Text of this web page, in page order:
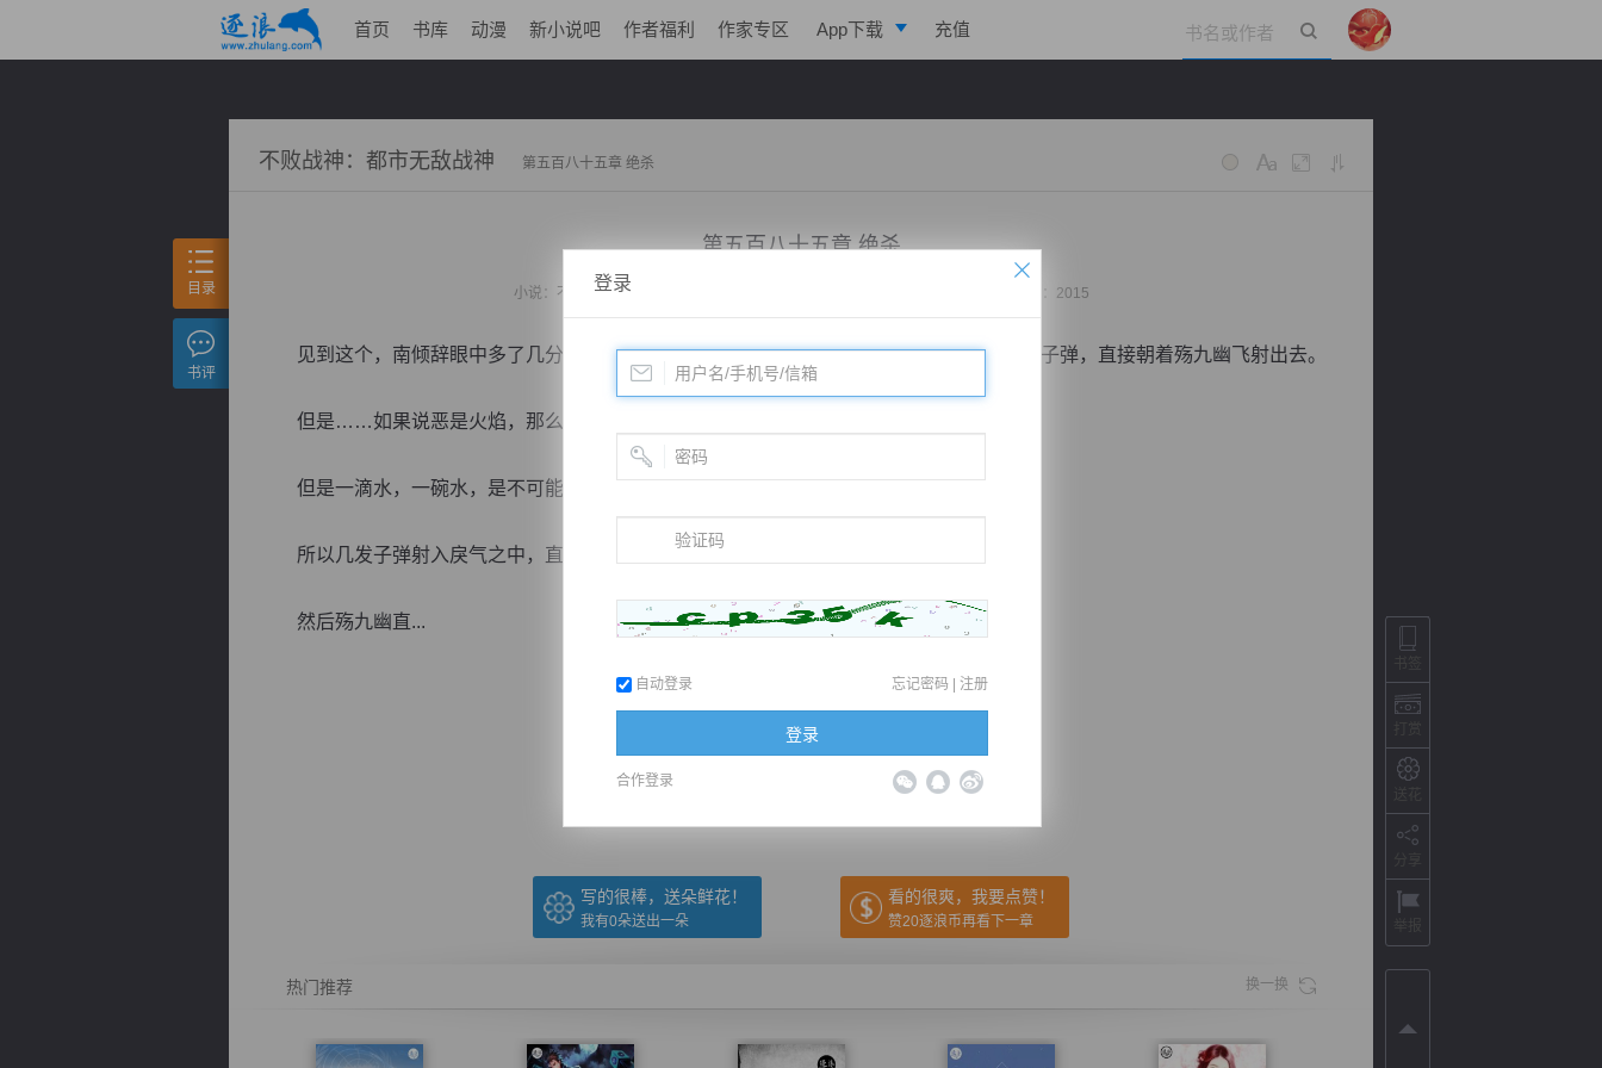
首页 书库 动漫 新小说吧 作者福利 作家专区 App下载 充值
不败战神：都市无敌战神 第五百八十五章 绝杀
第五百八十五章 绝杀
小说： 不败战神：都市无敌战神 更新时间：2020-04-12 23:58 字数：2015
见到这个，南倾辞眼中多了几分深沉，毅然决然的扣动扳机，连续几发裹挟这菩提粉末的子弹，直接朝着殇九幽飞射出去。
但是……如果说恶是火焰，那么菩提树就是水，可以轻易的扑灭火焰。
但是一滴水，一碗水，是不可能扑灭滔天的火焰的……
所以几发子弹射入戾气之中，直接被融化消散。
然后殇九幽直...
推荐在手机上阅读本书
（← 快捷键 下一章 快捷键→）
写的很棒，送朵鲜花！
我有0朵送出一朵
看的很爽，我要点赞！
赞20逐浪币再看下一章
热门推荐 换一换
目录
书评
登录
自动登录 忘记密码 | 注册
登录
合作登录